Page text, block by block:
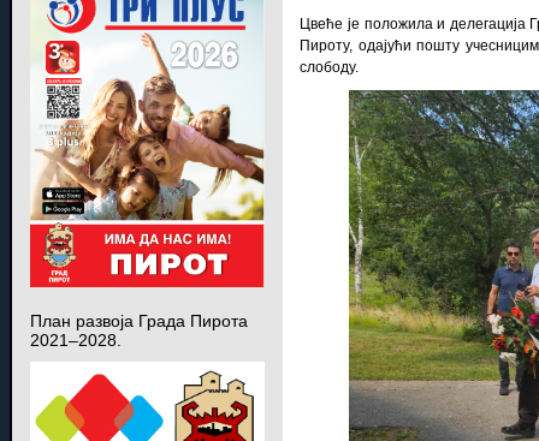
Цвеће је положила и делегација
Пироту, одајући пошту
слободу.
План развоја Града Пирота
2021–2028.